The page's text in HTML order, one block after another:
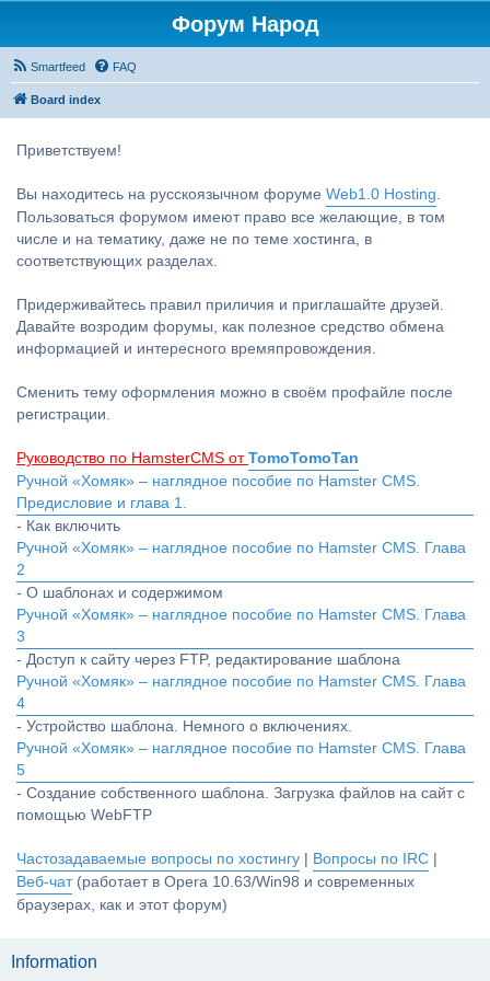
Форум Народ
Smartfeed FAQ
Board index
Приветствуем!
Вы находитесь на русскоязычном форуме Web1.0 Hosting.
Пользоваться форумом имеют право все желающие, в том
числе и на тематику, даже не по теме хостинга, в
соответствующих разделах.
Придерживайтесь правил приличия и приглашайте друзей.
Давайте возродим форумы, как полезное средство обмена
информацией и интересного времяпровождения.
Сменить тему оформления можно в своём профайле после
регистрации.
Руководство по HamsterCMS от TomoTomoTan
Ручной «Хомяк» – наглядное пособие по Hamster CMS.
Предисловие и глава 1.
- Как включить
Ручной «Хомяк» – наглядное пособие по Hamster CMS. Глава
2
- О шаблонах и содержимом
Ручной «Хомяк» – наглядное пособие по Hamster CMS. Глава
3
- Доступ к сайту через FTP, редактирование шаблона
Ручной «Хомяк» – наглядное пособие по Hamster CMS. Глава
4
- Устройство шаблона. Немного о включениях.
Ручной «Хомяк» – наглядное пособие по Hamster CMS. Глава
5
- Создание собственного шаблона. Загрузка файлов на сайт с
помощью WebFTP
Частозадаваемые вопросы по хостингу Вопросы по IRC
Веб-чат(работает в Opera 10.63/Win98 и современных
браузерах, как и этот форум)
Information